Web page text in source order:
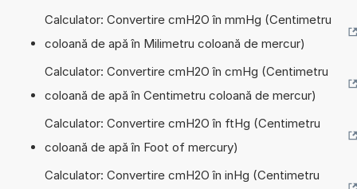
Calculator: Convertire cmH2O în mmHg (Centimetru
coloană de apă în Milimetru coloană de mercur)
Calculator: Convertire cmH2O în cmHg (Centimetru
coloană de apă în Centimetru coloană de mercur)
Calculator: Convertire cmH2O în ftHg (Centimetru
coloană de apă în Foot of mercury)
Calculator: Convertire cmH2O în inHg (Centimetru